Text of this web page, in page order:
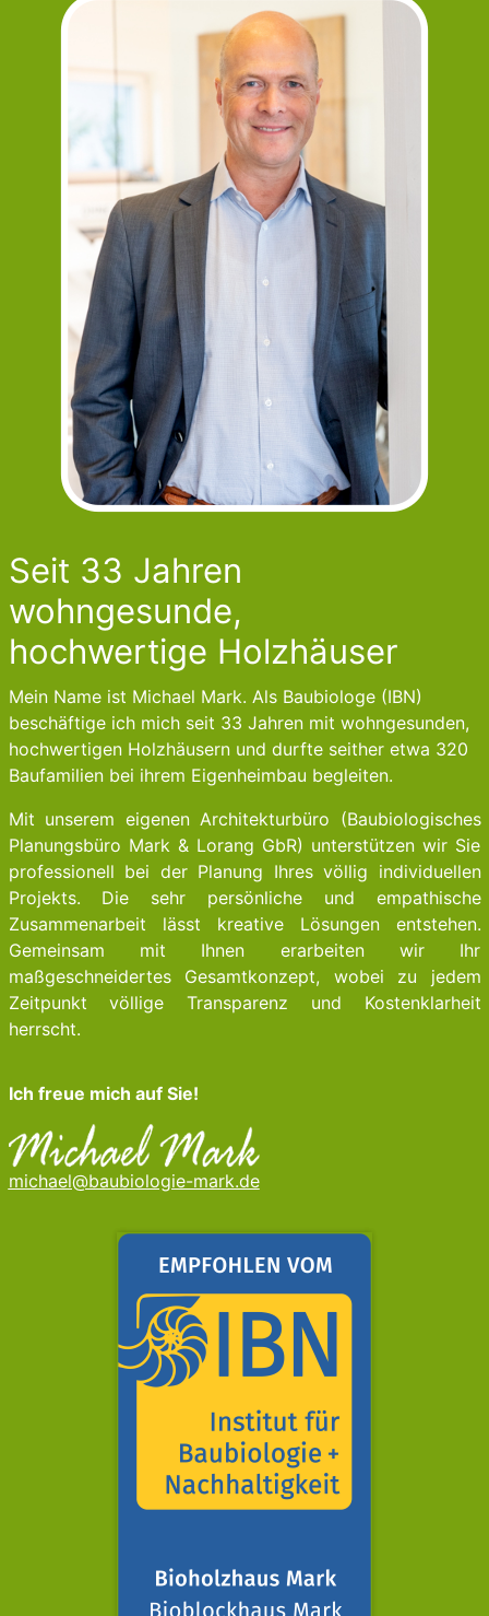
Seit 33 Jahren
wohngesunde,
hochwertige Holzhäuser
Mein Name ist Michael Mark. Als Baubiologe (IBN)
beschäftige ich mich seit 33 Jahren mit wohngesunden,
hochwertigen Holzhäusern und durfte seither etwa 320
Baufamilien bei ihrem Eigenheimbau begleiten.
Mit unserem eigenen Architekturbüro (Baubiologisches
Planungsbüro Mark & Lorang GbR) unterstützen wir Sie
professionell bei der Planung Ihres völlig individuellen
Projekts. Die sehr persönliche und empathische
Zusammenarbeit lässt kreative Lösungen entstehen.
Gemeinsam mit Ihnen erarbeiten wir Ihr
maßgeschneidertes Gesamtkonzept, wobei zu jedem
Zeitpunkt völlige Transparenz und Kostenklarheit
herrscht.
Ich freue mich auf Sie!
michael@baubiologie-mark.de